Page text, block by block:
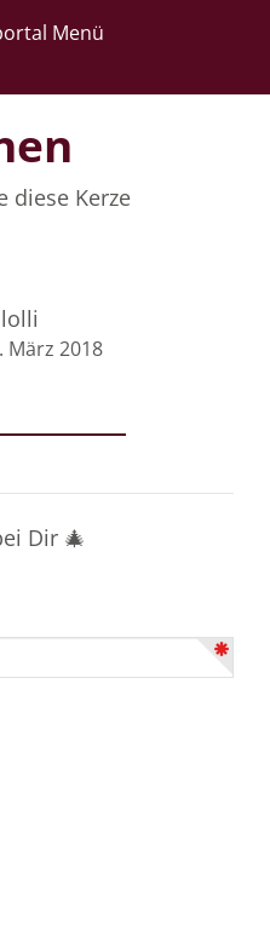
Menü
diese Kerze
März 2018
Dir 🎄